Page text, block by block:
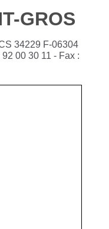
GROS
34229 F-06304
00 30 11 - Fax :